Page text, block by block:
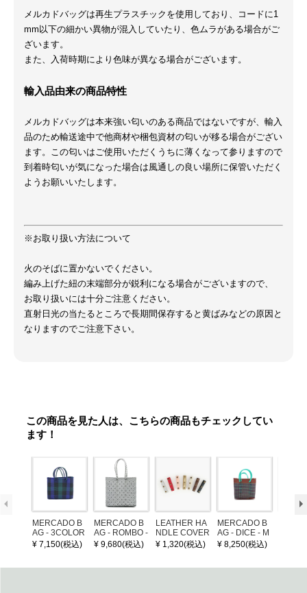
メルカドバッグは再生プラスチックを使用しており、コードに1
mm以下の細かい異物が混入していたり、色ムラがある場合がご
ざいます。
また、入荷時期により色味が異なる場合がございます。
輸入品由来の商品特性
メルカドバッグは本来強い匂いのある商品ではないですが、輸入
品のため輸送途中で他商材や梱包資材の匂いが移る場合がござい
ます。この匂いはご使用いただくうちに薄くなって参りますので
到着時匂いが気になった場合は風通しの良い場所に保管いただく
ようお願いいたします。
※お取り扱い方法について
火のそばに置かないでください。
編み上げた紐の末端部分が鋭利になる場合がございますので、
お取り扱いには十分ご注意ください。
直射日光の当たるところで長期間保存すると黄ばみなどの原因と
なりますのでご注意下さい。
この商品を見た人は、こちらの商品もチェックしてい
ます！
MERCADO B
AG - 3COLOR
S CHECK - Bl
ack / Dark Gre
¥ 7,150(税込)
MERCADO B
AG - ROMBO -
LONG HANDL
E - Silver / Whi
¥ 9,680(税込)
LEATHER HA
NDLE COVER
¥ 1,320(税込)
MERCADO B
AG - DICE - M
OSAIC - Copp
er / Navy / Mint
¥ 8,250(税込)